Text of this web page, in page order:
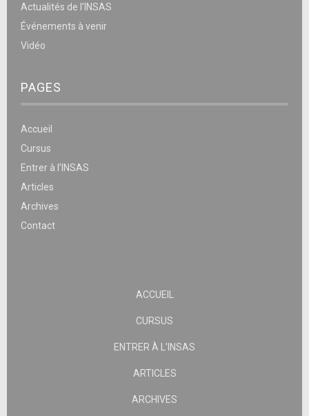
Actualités de l’INSAS
Événements à venir
Vidéo
PAGES
Accueil
Cursus
Entrer à l’INSAS
Articles
Archives
Contact
ACCUEIL
CURSUS
ENTRER À L’INSAS
ARTICLES
ARCHIVES